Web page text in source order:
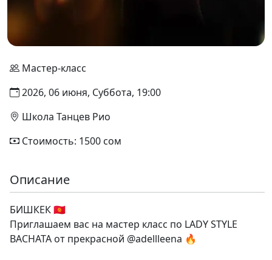
Мастер-класс
2026, 06 июня, Суббота, 19:00
Школа Танцев Рио
Стоимость: 1500 сом
Описание
БИШКЕК 🇰🇬
Приглашаем вас на мастер класс по LADY STYLE
BACHATA от прекрасной @adellleena 🔥